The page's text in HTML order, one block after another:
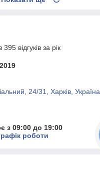
відгуків за рік
24/31, Харків, Україна
з 09:00 до 19:00
роботи